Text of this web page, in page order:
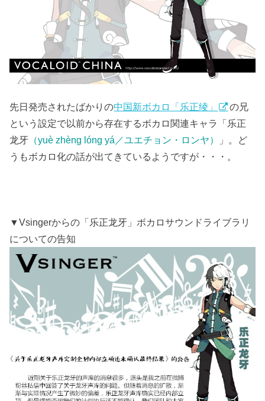
先日発売されたばかりの中国新ボカロ「乐正绫」
の兄
という設定で以前から存在するボカロ関連キャラ「乐正
龙牙 （yuè zhèng lóng yá／ユエチョン・ロンヤ）
」。ど
うもボカロ化の話が出てきているようですが・・・。
▼Vsingerからの「乐正龙牙」ボカロサウンドライブラリ
についての告知